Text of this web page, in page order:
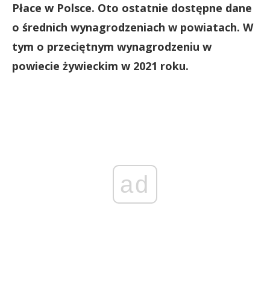
Płace w Polsce. Oto ostatnie dostępne dane
o średnich wynagrodzeniach w powiatach. W
tym o przeciętnym wynagrodzeniu w
powiecie żywieckim w 2021 roku.
ad